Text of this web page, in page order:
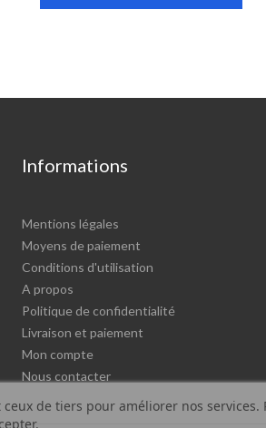
de tiers pour améliorer nos services.
Informations
Mentions légales
Moyens de paiement
Conditions d'utilisation
A propos
Politique de confidentialité
Livraison et paiement
Mon compte
Nous contacter